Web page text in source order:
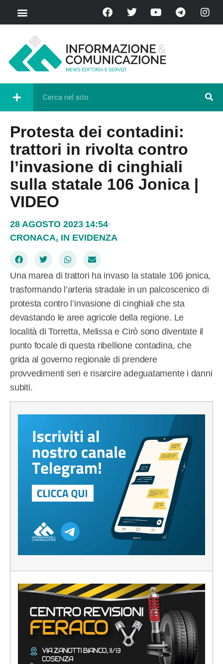
Protesta dei contadini:
trattori in rivolta contro
l’invasione di cinghiali
sulla statale 106 Jonica |
VIDEO
28 AGOSTO 2023 14:54
CRONACA, IN EVIDENZA
Una marea di trattori ha invaso la statale 106 jonica,
trasformando l’arteria stradale in un palcoscenico di
protesta contro l’invasione di cinghiali che sta
devastando le aree agricole della regione. Le
località di Torretta, Melissa e Cirò sono diventate il
punto focale di questa ribellione contadina, che
grida al governo regionale di prendere
provvedimenti seri e risarcire adeguatamente i danni
subiti.